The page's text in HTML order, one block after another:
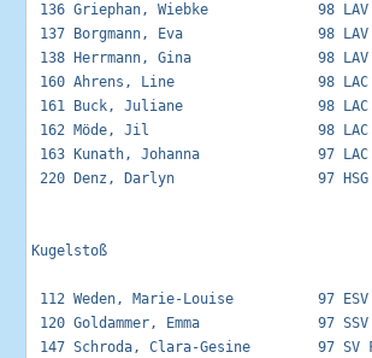
136 Griephan, Wiebke             98
137 Borgmann, Eva                98
138 Herrmann, Gina               98
160 Ahrens, Line
161 Buck, Juliane
162 Möde, Jil
163 Kunath, Johanna
220 Denz, Darlyn                 97
Kugelstoß
112 Weden, Marie-Louise
120 Goldammer, Emma
147 Schroda, Clara-Gesine